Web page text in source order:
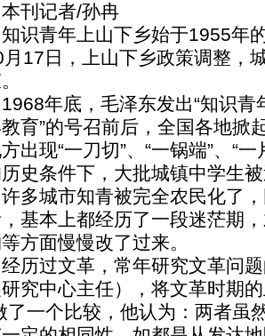
记者/孙冉
青年上山下乡始于1955年
17日，上山下乡政策调整，
年底，毛泽东发出“知识青
育”的号召前后，全国各地掀
出现“一刀切”、“一锅端”、“
史条件下，大批城镇中学生
城市知青被完全农民化了，
基本上都经历了一段迷茫期
方面慢慢改了过来。
过文革，常年研究文革问题
究中心主任），将文革时期
了一个比较，他认为：两者虽